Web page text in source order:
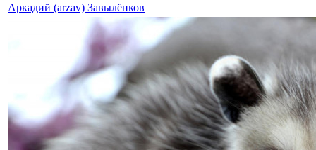
Аркадий (arzav) Завылёнков